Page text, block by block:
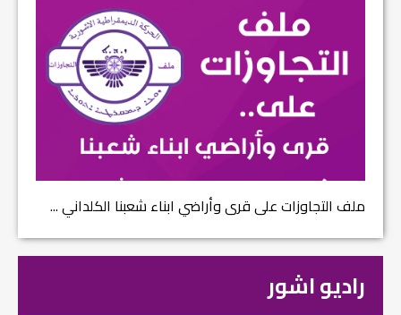
ملف التجاوزات على قرى وأراضي ابناء شعبنا الكلداني ...
راديو اشور